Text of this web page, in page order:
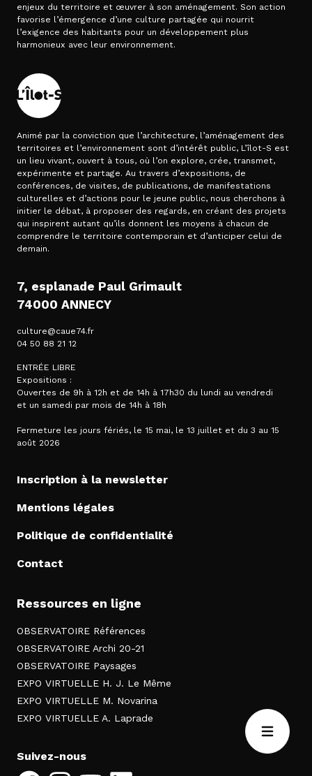
enjeux du territoire et œuvrer à son aménagement. Son action
favorise l’émergence d’une culture partagée qui nourrit
l’exigence des habitants pour un développement plus
harmonieux avec leur environnement.
Animé par la conviction que l’architecture, l’aménagement des
territoires et l’environnement sont d’intérêt public, L’îlot-S est
un lieu vivant, ouvert à tous, où l’on explore, crée, transmet,
expérimente et partage. Au travers d’expositions, de
conférences, de visites, de publications, de manifestations
culturelles et d’actions pour le jeune public, nous cherchons à
initier le débat, à proposer des regards, en créant des projets
qui inspirent autant qu’ils donnent les moyens à chacun de
comprendre le territoire contemporain et d’anticiper celui de
demain.
7, esplanade Paul Grimault
74000 ANNECY
culture@caue74.fr
04 50 88 21 12
ENTRÉE LIBRE
Expositions :
Ouvertes de 9h à 12h et de 14h à 17h30 du lundi au vendredi
et un samedi par mois de 14h à 18h
Fermeture les jours fériés, le 15 mai, le 13 juillet et du 3 au 15
août 2026
Inscription à la newsletter
Mentions légales
Politique de confidentialité
Contact
Ressources en ligne
OBSERVATOIRE Références
OBSERVATOIRE Archi 20-21
OBSERVATOIRE Paysages
EXPO VIRTUELLE H. J. Le Même
EXPO VIRTUELLE M. Novarina
EXPO VIRTUELLE A. Laprade
Suivez-nous